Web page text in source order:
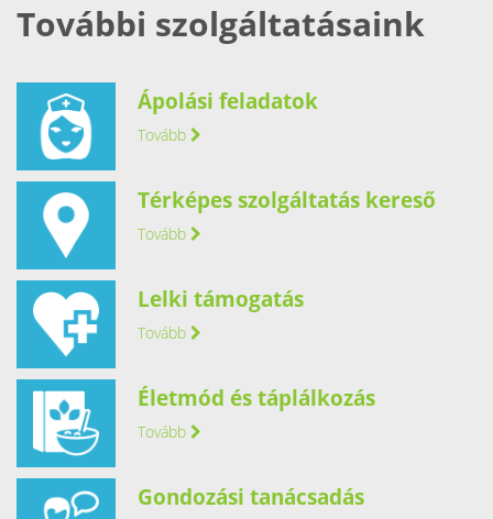
További szolgáltatásaink
Ápolási feladatok
Tovább
Térképes szolgáltatás kereső
Tovább
Lelki támogatás
Tovább
Életmód és táplálkozás
Tovább
Gondozási tanácsadás